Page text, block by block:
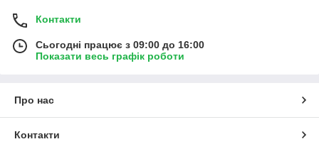
Контакти
Сьогодні працює з 09:00 до 16:00
Показати весь графік роботи
Про нас
Контакти